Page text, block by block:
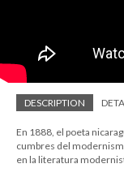
DESCRIPTION
En 1888, el poeta
cumbres del
en la literatura